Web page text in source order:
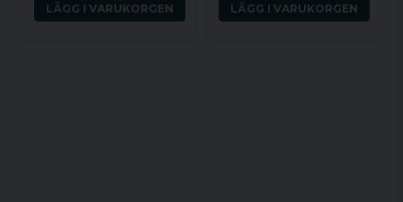
LÄGG I VARUKORGEN LÄGG I VARUKORGEN